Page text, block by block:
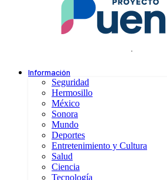
.
Información
Seguridad
Hermosillo
México
Sonora
Mundo
Deportes
Entretenimiento y Cultura
Salud
Ciencia
Tecnología